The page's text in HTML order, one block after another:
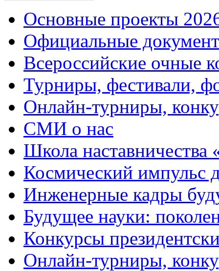
Основные проекты
Официальные
Всероссийские очные
Турниры, фестивали,
Онлайн-турниры,
СМИ о нас
Школа
Космический импульс
Инженерные кадры
Будущее науки:
Конкурсы
Онлайн-турниры,